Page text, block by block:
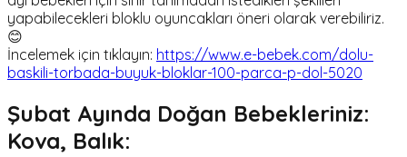
yapabilecekleri bloklu oyuncakları öneri olarak verebiliriz.
😊
İncelemek için tıklayın: https://www.e-bebek.com/dolu-
baskili-torbada-buyuk-bloklar-100-parca-p-dol-5020
Şubat Ayında Doğan Bebekleriniz:
Kova, Balık: